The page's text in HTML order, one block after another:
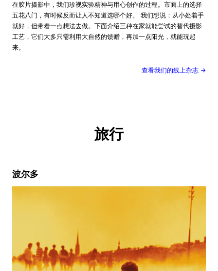
在胶片摄影中，我们珍视实验精神与用心创作的过程。市面上的选择
五花八门，有时候反而让人不知道选哪个好。 我们想说：从小处着手
就好，但带着一点想法去做。下面介绍三种在家就能尝试的替代摄影
工艺，它们大多只需利用大自然的馈赠，再加一点阳光，就能玩起
来。
查看我们的线上杂志 →
旅行
波尔多